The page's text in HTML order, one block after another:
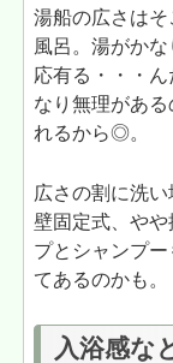
湯船の広さは
風呂。湯がか
応有る・・・
なり無理があ
れるから◎。
広さの割に洗
壁固定式、や
プとシャンプ
てあるのかも。
入浴感な